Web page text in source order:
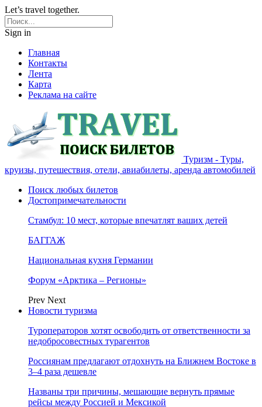
Let’s travel together.
Sign in
Главная
Контакты
Лента
Карта
Реклама на сайте
Туризм - Туры,
круизы, путешествия, отели, авиабилеты, аренда автомобилей
Поиск любых билетов
Достопримечательности
Стамбул: 10 мест, которые впечатлят ваших детей
БАГГАЖ
Национальная кухня Германии
Форум «Арктика – Регионы»
Prev Next
Новости туризма
Туроператоров хотят освободить от ответственности за
недобросовестных турагентов
Россиянам предлагают отдохнуть на Ближнем Востоке в
3–4 раза дешевле
Названы три причины, мешающие вернуть прямые
рейсы между Россией и Мексикой